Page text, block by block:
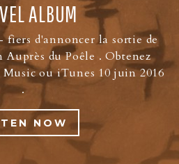
ALBUM
fiers d'annoncer la sortie de
du Poêle . Obtenez
ou iTunes 10 juin 2016
.
NOW